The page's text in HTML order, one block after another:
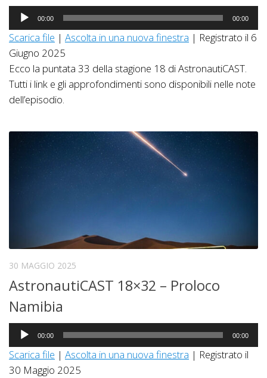
Audio
Player
00:00 00:00
Scarica file | Ascolta in una nuova finestra | Registrato il 6
Giugno 2025
Ecco la puntata 33 della stagione 18 di AstronautiCAST.
Tutti i link e gli approfondimenti sono disponibili nelle note
dell’episodio.
30 MAGGIO 2025
AstronautiCAST 18×32 – Proloco
Namibia
Audio
Player
00:00 00:00
Scarica file | Ascolta in una nuova finestra | Registrato il
30 Maggio 2025